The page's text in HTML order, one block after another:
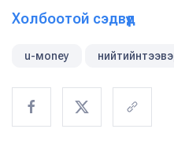
Холбоотой сэдвүүд
u-моney